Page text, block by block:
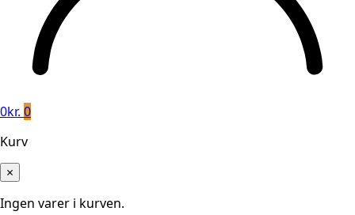
0kr. 0
Kurv
×
Ingen varer i kurven.